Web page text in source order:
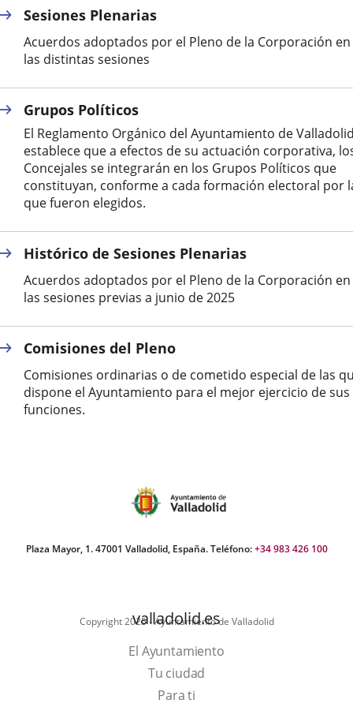
externa.externa.
Sesiones Plenarias
Acuerdos adoptados por el Pleno de la Corporación en
las distintas sesiones
Grupos Políticos
El Reglamento Orgánico del Ayuntamiento de
establece que a efectos de su actuación corporativa,
Concejales se integrarán en los Grupos Políticos que
constituyan, conforme a cada formación electoral por
que fueron elegidos.
Histórico de Sesiones Plenarias
Acuerdos adoptados por el Pleno de la Corporación en
las sesiones previas a junio de 2025
Comisiones del Pleno
Comisiones ordinarias o de cometido especial de las
dispone el Ayuntamiento para el mejor ejercicio de sus
funciones.
Plaza Mayor, 1. 47001 Valladolid, España. Teléfono:+34 983 426 100
Copyright 2025 - Ayuntamiento de Valladolid
valladolid.es
El Ayuntamiento
Tu ciudad
Para ti